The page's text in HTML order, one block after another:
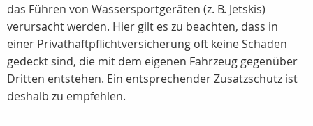
das Führen von Wassersportgeräten (z. B. Jetskis)
verursacht werden. Hier gilt es zu beachten, dass in
einer Privathaftpflichtversicherung oft keine Schäden
gedeckt sind, die mit dem eigenen Fahrzeug gegenüber
Dritten entstehen. Ein entsprechender Zusatzschutz ist
deshalb zu empfehlen.